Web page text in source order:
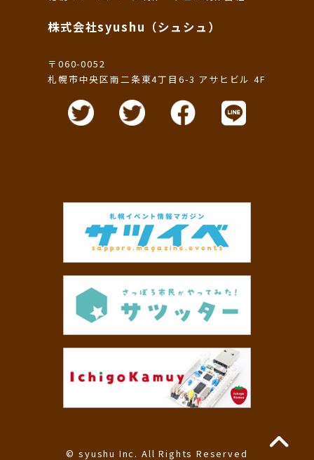
株式会社syushu（シュシュ）
〒060-0052
札幌市中央区南二条東4丁目6-3 アサヒビル 4F
© syushu Inc. All Rights Reserved